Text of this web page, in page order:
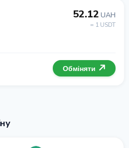
52.12 UAH
= 1 USDT
Обміняти